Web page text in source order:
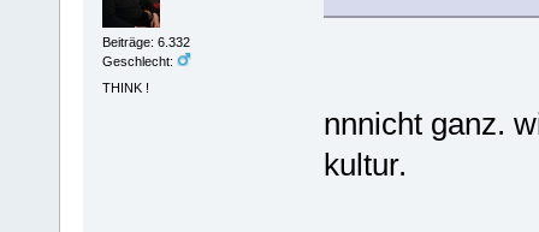
Beiträge: 6.332
Geschlecht:
THINK !
nnnicht ganz.
kultur.